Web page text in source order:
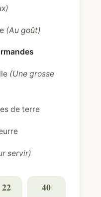
(Au goût)
(Une grosse
de terre
servir)
22 40